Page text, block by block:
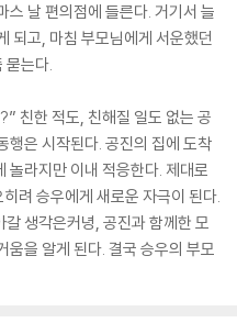
스 날 편의점에 들른다. 거기서 늘
되고, 마침 부모님에게 서운했던
묻는다.
친한 적도, 친해질 일도 없는 공
행은 시작된다. 공진의 집에 도착
놀라지만 이내 적응한다. 제대로
려 승우에게 새로운 자극이 된다.
생각은커녕, 공진과 함께한 모
움을 알게 된다. 결국 승우의 부모